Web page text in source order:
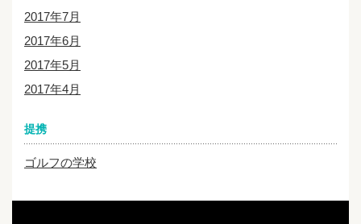
2017年7月
2017年6月
2017年5月
2017年4月
提携
ゴルフの学校